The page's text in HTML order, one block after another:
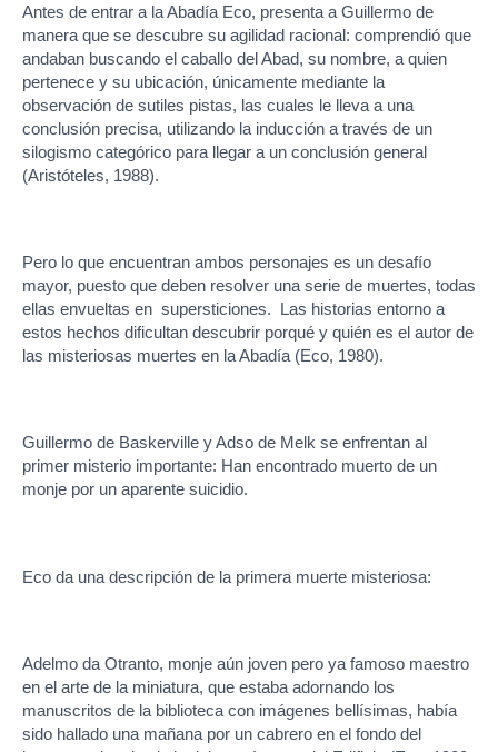
Antes de entrar a la Abadía Eco, presenta a Guillermo de
manera que se descubre su agilidad racional: comprendió que
andaban buscando el caballo del Abad, su nombre, a quien
pertenece y su ubicación, únicamente mediante la
observación de sutiles pistas, las cuales le lleva a una
conclusión precisa, utilizando la inducción a través de un
silogismo categórico para llegar a un conclusión general
(Aristóteles, 1988).
Pero lo que encuentran ambos personajes es un desafío
mayor, puesto que deben resolver una serie de muertes, todas
ellas envueltas en supersticiones. Las historias entorno a
estos hechos dificultan descubrir porqué y quién es el autor de
las misteriosas muertes en la Abadía (Eco, 1980).
Guillermo de Baskerville y Adso de Melk se enfrentan al
primer misterio importante: Han encontrado muerto de un
monje por un aparente suicidio.
Eco da una descripción de la primera muerte misteriosa:
Adelmo da Otranto, monje aún joven pero ya famoso maestro
en el arte de la miniatura, que estaba adornando los
manuscritos de la biblioteca con imágenes bellísimas, había
sido hallado una mañana por un cabrero en el fondo del